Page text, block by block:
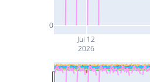
Jul 12
2026
0